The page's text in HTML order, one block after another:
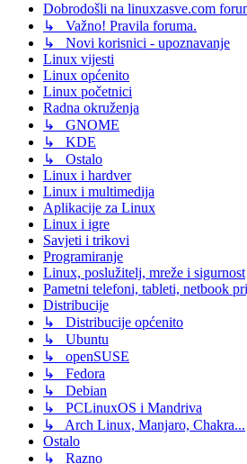
Dobrodošli na linuxzasve.com
↳ Važno! Pravila foruma.
↳ Novi korisnici - upoznavanje
Linux vijesti
Linux općenito
Linux početnici
Radna okruženja
↳ GNOME
↳ KDE
↳ Ostalo
Linux i hardver
Linux i multimedija
Aplikacije za Linux
Linux i igre
Savjeti i trikovi
Programiranje
Linux, poslužitelj, mreže i sigurnost
Pametni telefoni, tableti, netbook
Distribucije
↳ Distribucije općenito
↳ Ubuntu
↳ openSUSE
↳ Fedora
↳ Debian
↳ PCLinuxOS i Mandriva
↳ Arch Linux, Manjaro, Chakra...
Ostalo
↳ Razno